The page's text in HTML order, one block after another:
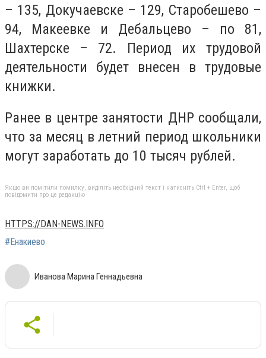
– 135, Докучаевске – 129, Старобешево –
94, Макеевке и Дебальцево – по 81,
Шахтерске – 72. Период их трудовой
деятельности будет внесен в трудовые
книжки.
Ранее в центре занятости ДНР сообщали,
что за месяц в летний период школьники
могут заработать до 10 тысяч рублей.
Якщо ви помітили помилку, виділіть необхідний текст і натисніть Ctrl + Enter, щоб
повідомити про це редакцію
HTTPS://DAN-NEWS.INFO
#Енакиево
Иванова Марина Геннадьевна